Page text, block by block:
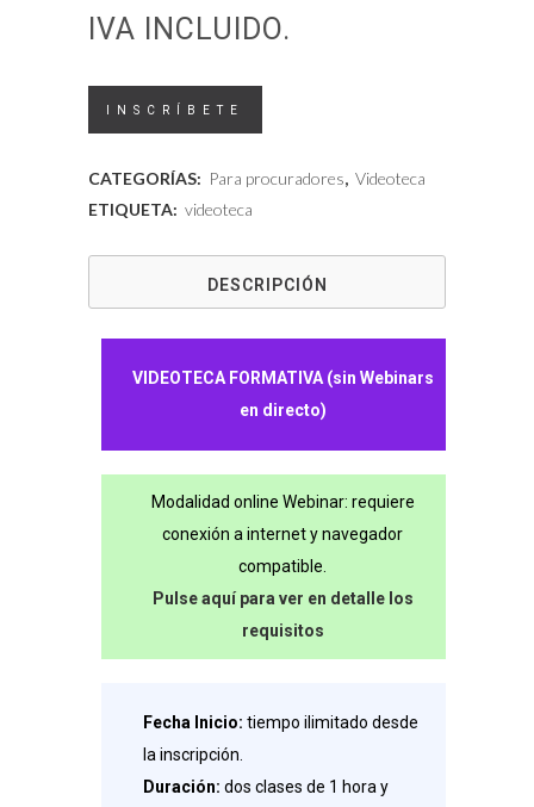
IVA INCLUIDO.
Videoteca
La
cantidad
INSCRÍBETE
CATEGORÍAS: Para procuradores, Videoteca
ETIQUETA: videoteca
DESCRIPCIÓN
VIDEOTECA FORMATIVA (sin Webinars
en directo)
Modalidad online Webinar: requiere
conexión a internet y navegador
compatible.
Pulse aquí para ver en detalle los
requisitos
Fecha Inicio: tiempo ilimitado desde
la inscripción.
Duración: dos clases de 1 hora y